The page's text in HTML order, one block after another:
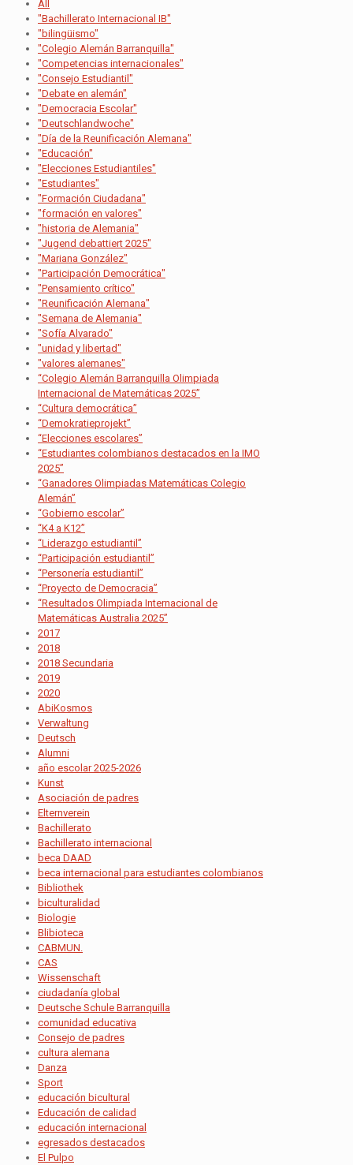
All
"Bachillerato Internacional IB"
"bilingüismo"
"Colegio Alemán Barranquilla"
"Competencias internacionales"
"Consejo Estudiantil"
"Debate en alemán"
"Democracia Escolar"
"Deutschlandwoche"
"Día de la Reunificación Alemana"
"Educación"
"Elecciones Estudiantiles"
"Estudiantes"
"Formación Ciudadana"
"formación en valores"
"historia de Alemania"
"Jugend debattiert 2025"
"Mariana González"
"Participación Democrática"
"Pensamiento crítico"
"Reunificación Alemana"
"Semana de Alemania"
"Sofía Alvarado"
"unidad y libertad"
"valores alemanes"
“Colegio Alemán Barranquilla Olimpiada
Internacional de Matemáticas 2025”
“Cultura democrática”
“Demokratieprojekt”
“Elecciones escolares”
“Estudiantes colombianos destacados en la IMO
2025”
“Ganadores Olimpiadas Matemáticas Colegio
Alemán”
“Gobierno escolar”
“K4 a K12”
“Liderazgo estudiantil”
“Participación estudiantil”
“Personería estudiantil”
“Proyecto de Democracia”
“Resultados Olimpiada Internacional de
Matemáticas Australia 2025”
2017
2018
2018 Secundaria
2019
2020
AbiKosmos
Verwaltung
Deutsch
Alumni
año escolar 2025-2026
Kunst
Asociación de padres
Elternverein
Bachillerato
Bachillerato internacional
beca DAAD
beca internacional para estudiantes colombianos
Bibliothek
biculturalidad
Biologie
Blibioteca
CABMUN.
CAS
Wissenschaft
ciudadanía global
Deutsche Schule Barranquilla
comunidad educativa
Consejo de padres
cultura alemana
Danza
Sport
educación bicultural
Educación de calidad
educación internacional
egresados destacados
El Pulpo